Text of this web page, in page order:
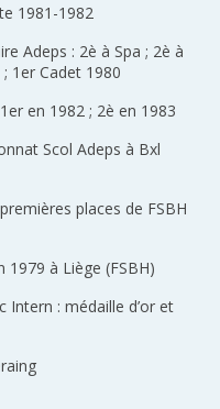
1981-1982
Adeps : 2è à Spa ; 2è à
1er Cadet 1980
en 1982 ; 2è en 1983
Scol Adeps à Bxl
places de FSBH
1979 à Liège (FSBH)
Intern : médaille d’or et